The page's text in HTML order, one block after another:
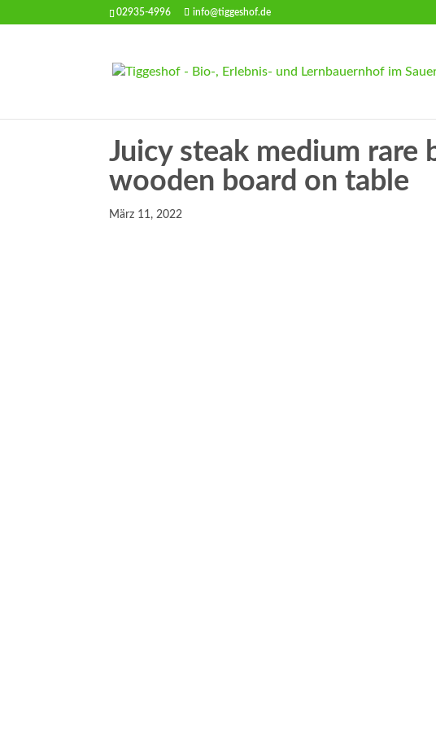
02935-4996 info@tiggeshof.de
Juicy steak medium rare
wooden board on table
März 11, 2022